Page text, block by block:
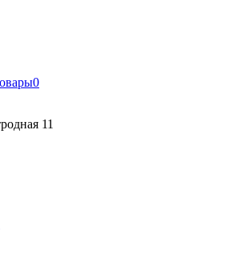
0
11